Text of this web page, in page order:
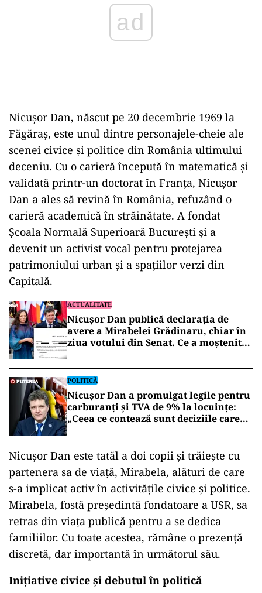
Nicușor Dan, născut pe 20 decembrie 1969 la
Făgăraș, este unul dintre personajele-cheie ale
scenei civice și politice din România ultimului
deceniu. Cu o carieră începută în matematică și
validată printr-un doctorat în Franța, Nicușor
Dan a ales să revină în România, refuzând o
carieră academică în străinătate. A fondat
Școala Normală Superioară București și a
devenit un activist vocal pentru protejarea
patrimoniului urban și a spațiilor verzi din
Capitală.
ACTUALITATE
Nicușor Dan publică declarația de
avere a Mirabelei Grădinaru, chiar în
ziua votului din Senat. Ce a moștenit
POLITICĂ
Nicușor Dan a promulgat legile pentru
carburanți și TVA de 9% la locuințe:
„Ceea ce contează sunt deciziile care
Nicușor Dan este tatăl a doi copii și trăiește cu
partenera sa de viață, Mirabela, alături de care
s-a implicat activ în activitățile civice și politice.
Mirabela, fostă președintă fondatoare a USR, sa
retras din viața publică pentru a se dedica
familiilor. Cu toate acestea, rămâne o prezență
discretă, dar importantă în următorul său.
Inițiative civice și debutul în politică